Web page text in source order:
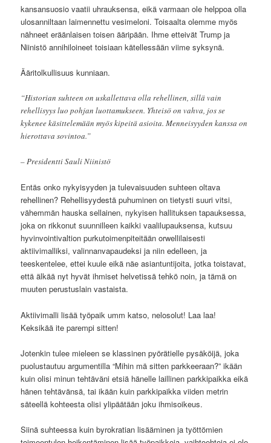
kansansuosio vaatii uhrauksensa, eikä varmaan ole helppoa olla
ulosanniltaan laimennettu vesimeloni. Toisaalta olemme myös
nähneet eräänlaisen toisen ääripään. Ihme etteivät Trump ja
Niinistö annihiloineet toisiaan kätellessään viime syksynä.
Ääritolkullisuus kunniaan.
“Historian suhteen on uskallettava olla rehellinen, sillä vain
rehellisyys luo pohjan luottamukseen. Yhteisö on vahva, jos se
kykenee käsittelemään myös kipeitä asioita. Menneisyyden kanssa on
hierottava sovintoa.”
– Presidentti Sauli Niinistö
Entäs onko nykyisyyden ja tulevaisuuden suhteen oltava
rehellinen? Rehellisyydestä puhuminen on tietysti suuri vitsi,
vähemmän hauska sellainen, nykyisen hallituksen tapauksessa,
joka on rikkonut suunnilleen kaikki vaalilupauksensa, kutsuu
hyvinvointivaltion purkutoimenpiteitään orwellilaisesti
aktiivimalliksi, valinnanvapaudeksi ja niin edelleen, ja
teeskentelee, ettei kuule eikä näe asiantuntijoita, jotka toistavat,
että älkää nyt hyvät ihmiset helvetissä tehkö noin, ja tämä on
muuten perustuslain vastaista.
Aktiivimalli lisää työpaik umm katso, nelosolut! Laa laa!
Keksikää ite parempi sitten!
Jotenkin tulee mieleen se klassinen pyörätielle pysäköijä, joka
puolustautuu argumentilla “Mihin mä sitten parkkeeraan?” ikään
kuin olisi minun tehtäväni etsiä hänelle laillinen parkkipaikka eikä
hänen tehtävänsä, tai ikään kuin parkkipaikka viiden metrin
säteellä kohteesta olisi ylipäätään joku ihmisoikeus.
Siinä suhteessa kuin byrokratian lisääminen ja työttömien